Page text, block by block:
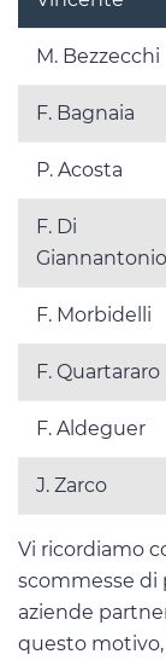
M. Bezzecchi
F. Bagnaia
P. Acosta
F. Di
Giannantonio
F. Morbidelli
F. Quartararo
F. Aldeguer
J. Zarco
Vi ricordiamo
scommesse di
aziende
questo